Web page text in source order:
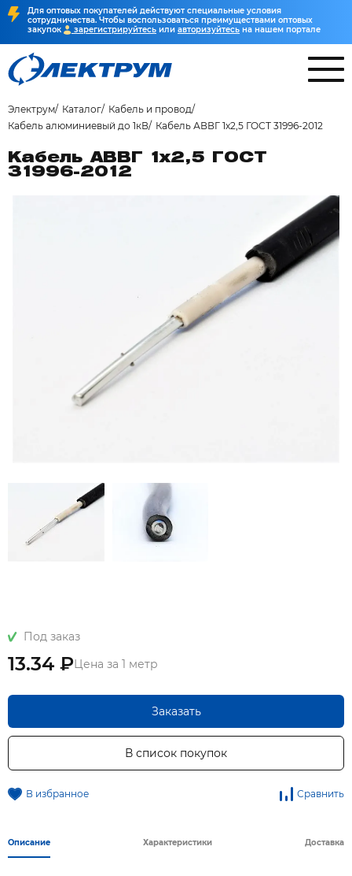
Для оптовых покупателей действуют специальные условия
сотрудничества. Чтобы воспользоваться преимуществами оптовых
закупок
зарегистрируйтесь или авторизуйтесь на нашем портале
Электрум Каталог
Кабель и провод
Кабель алюминиевый до 1кВ
Кабель АВВГ 1х2,5 ГОСТ 31996-2012
Кабель АВВГ 1х2,5 ГОСТ
31996-2012
Под заказ
13.34 ₽Цена за 1 метр
Заказать
В список покупок
В избранное Сравнить
Описание Характеристики Доставка